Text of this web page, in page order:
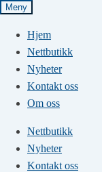
etter:
Meny
Hjem
Nettbutikk
Nyheter
Kontakt oss
Om oss
Nettbutikk
Nyheter
Kontakt oss